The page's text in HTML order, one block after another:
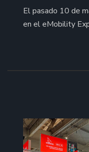
El pasado 10 de
en el eMobility